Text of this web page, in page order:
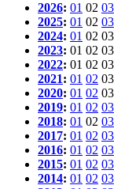
2026: 01 02 03
2025: 01 02 03
2024: 01 02 03
2023: 01 02 03
2022: 01 02 03
2021: 01 02 03
2020: 01 02 03
2019: 01 02 03
2018: 01 02 03
2017: 01 02 03
2016: 01 02 03
2015: 01 02 03
2014: 01 02 03